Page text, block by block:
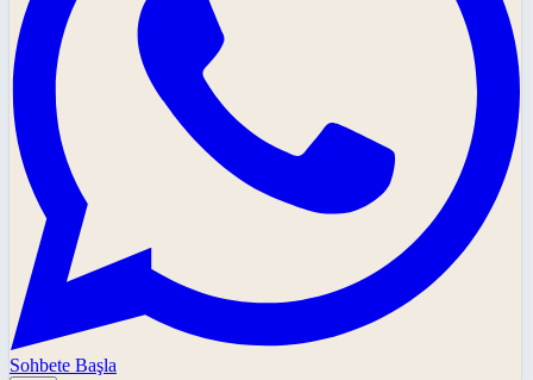
Sohbete Başla